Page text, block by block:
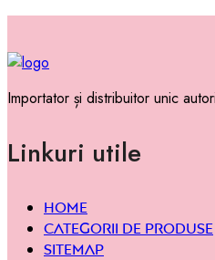
Importator și distribuitor unic
Linkuri utile
Home
Categorii de produse
Sitemap